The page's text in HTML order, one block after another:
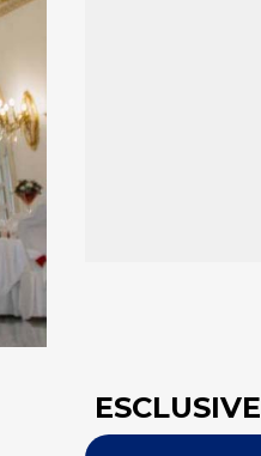
ESCLUSIVE